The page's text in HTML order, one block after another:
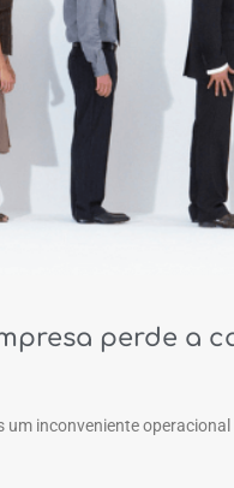
perde a
um inconveniente